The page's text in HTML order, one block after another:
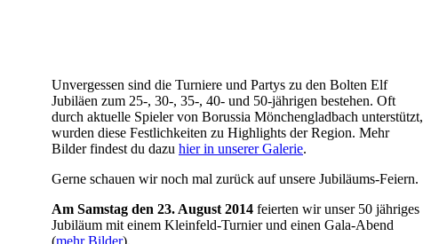
Unvergessen sind die Turniere und Partys zu den Bolten Elf
Jubiläen zum 25-, 30-, 35-, 40- und 50-jährigen bestehen. Oft
durch aktuelle Spieler von Borussia Mönchengladbach unterstützt,
wurden diese Festlichkeiten zu Highlights der Region. Mehr
Bilder findest du dazu hier in unserer Galerie.
Gerne schauen wir noch mal zurück auf unsere Jubiläums-Feiern.
Am Samstag den 23. August 2014 feierten wir unser 50 jähriges
Jubiläum mit einem Kleinfeld-Turnier und einen Gala-Abend
(mehr Bilder).